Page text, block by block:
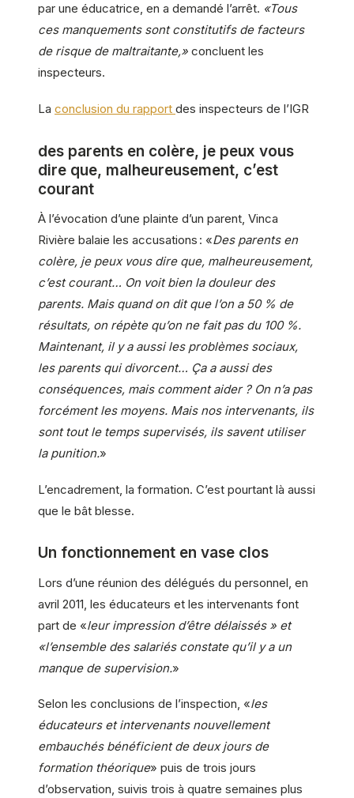
par une éducatrice, en a demandé l’arrêt. «Tous
ces manquements sont constitutifs de facteurs
de risque de maltraitante,» concluent les
inspecteurs.
La conclusion du rapport des inspecteurs de l’IGR
des parents en colère, je peux vous
dire que, malheureusement, c’est
courant
À l’évocation d’une plainte d’un parent, Vinca
Rivière balaie les accusations : «Des parents en
colère, je peux vous dire que, malheureusement,
c’est courant… On voit bien la douleur des
parents. Mais quand on dit que l’on a 50 % de
résultats, on répète qu’on ne fait pas du 100 %.
Maintenant, il y a aussi les problèmes sociaux,
les parents qui divorcent… Ça a aussi des
conséquences, mais comment aider ? On n’a pas
forcément les moyens. Mais nos intervenants, ils
sont tout le temps supervisés, ils savent utiliser
la punition.»
L’encadrement, la formation. C’est pourtant là aussi
que le bât blesse.
Un fonctionnement en vase clos
Lors d’une réunion des délégués du personnel, en
avril 2011, les éducateurs et les intervenants font
part de «leur impression d’être délaissés » et
«l’ensemble des salariés constate qu’il y a un
manque de supervision.»
Selon les conclusions de l’inspection, «les
éducateurs et intervenants nouvellement
embauchés bénéficient de deux jours de
formation théorique» puis de trois jours
d’observation, suivis trois à quatre semaines plus